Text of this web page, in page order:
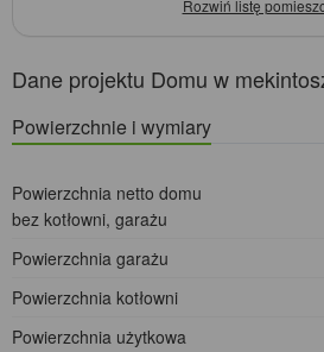
Dane projektu Domu w
Powierzchnie i wymiary
Powierzchnia netto domu
bez kotłowni, garażu
Powierzchnia garażu
Powierzchnia kotłowni
Powierzchnia użytkowa